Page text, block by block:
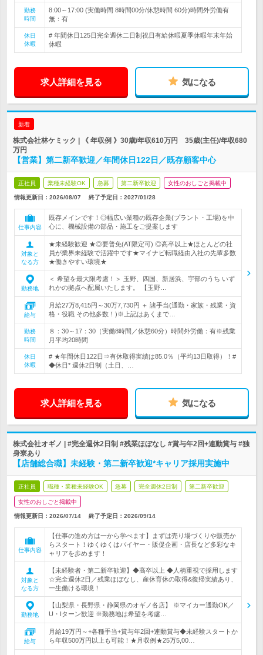
勤務
時間
8:00～17:00 (実働時間 8時間00分/休憩時間 60分)時間外労働有
無：有
休日
休暇
# 年間休日125日完全週休二日制祝日有給休暇夏季休暇年末年始
休暇
求人詳細を見る 気になる
新着
株式会社林ケミック | 《 年収例 》30歳/年収610万円 35歳(主任)/年収680
万円
【営業】第二新卒歓迎／年間休日122日／既存顧客中心
正社員 業種未経験OK 急募 第二新卒歓迎 女性のおしごと掲載中
情報更新日：2026/08/07 終了予定日： 2027/01/28
仕事内容
既存メインです！◎幅広い業種の既存企業(プラント・工場)を中
心に、機械設備の部品・施工をご提案します
対象と
なる方
★未経験歓迎 ★◎要普免(AT限定可) ◎高卒以上★ほとんどの社
員が業界未経験で活躍中です★マイナビ転職経由入社の先輩多数
★働きやすい環境★
勤務地
＜ 希望を最大限考慮！＞ 玉野、四国、新居浜、宇部のうち いず
れかの拠点へ配属いたします。 【玉野…
給与
月給27万8,415円～30万7,730円 ＋ 諸手当(通勤・家族・残業・資
格・役職 その他多数！)※上記はあくまで…
勤務
時間
８：30～17：30（実働8時間／休憩60分）時間外労働：有※残業
月平均20時間
休日
休暇
# ★年間休日122日⇒有休取得実績は85.0％（平均13日取得）！#
◆休日* 週休2日制（土日、…
求人詳細を見る 気になる
株式会社オギノ | #完全週休2日制 #残業ほぼなし #賞与年2回+連動賞与 #独
身寮あり
【店舗総合職】未経験・第二新卒歓迎*キャリア採用実施中
正社員 職種・業種未経験OK 急募 完全週休2日制 第二新卒歓迎
女性のおしごと掲載中
情報更新日：2026/07/14 終了予定日： 2026/09/14
仕事内容
【仕事の進め方は一から学べます】まずは売り場づくりや販売か
らスタート！ゆくゆくはバイヤー・販促企画・店長など多彩なキ
ャリアを歩めます！
対象と
なる方
【未経験者・第二新卒歓迎】◆高卒以上 ◆人柄重視で採用します
☆完全週休2日／残業ほぼなし、産休育休の取得&復帰実績あり、
一生働ける環境！
勤務地
【山梨県・長野県・静岡県のオギノ各店】 ※マイカー通勤OK／
U・Iターン歓迎 ※勤務地は希望を考慮…
給与
月給19万円～+各種手当+賞与年2回+連動賞与◆未経験スタートか
ら年収500万円以上も可能！★月収例★25万5,00…